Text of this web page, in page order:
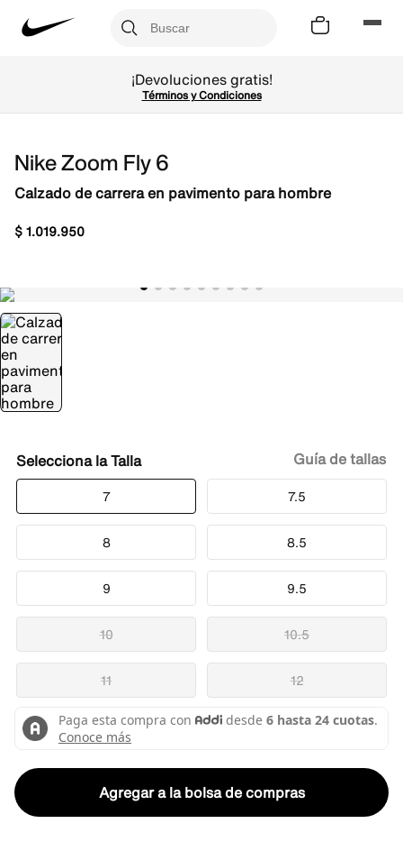
¡Devoluciones gratis!
Términos y Condiciones
Nike Zoom Fly 6
Calzado de carrera en pavimento para hombre
$1.019.950
Talla
7 7.5
8 8.5
9 9.5
10 10.5
11 12
Guía de tallas
Agregar a la bolsa de compras